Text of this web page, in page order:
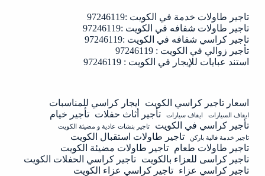
تاجير طاولات خدمة في الكويت :97246119
تاجير طاولات شفافه في الكويت :97246119
تاجير كراسي شفافه في الكويت :97246119
تأجير زوالي في الكويت : 97246119
استند عبايات للإيجار في الكويت : 97246119
اسعار تاجير كراسي الكويت ايجار كراسي للمناسبات
ايقاف السيارات ايقاف سيارات تأجير أثاث حفلات تأجير خيام
تأجير كراسي في الكويت
تاجير بنشات عادية و مضيئة الكويت
تاجير خدمة فالية باركن
تاجير طاولات استقبال الكويت
تاجير طاولات طعام تاجير طاولات مضيئة الكويت
تاجير كراسى للعزاء بالكويت تاجير كراسي الحفلات الكويت
تاجير كراسي عزاء تاجير كراسي عزاء الكويت